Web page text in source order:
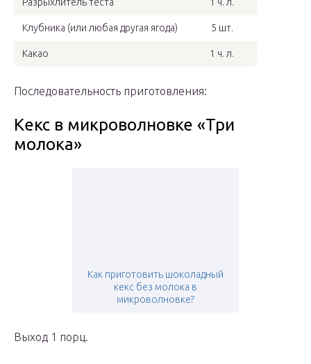
Клубника (или любая другая ягода) 5 шт.
Какао 1 ч. л.
Последовательность приготовления:
Кекс в микроволновке «Три
молока»
Как приготовить шоколадный
кекс без молока в
микроволновке?
Выход 1 порц.